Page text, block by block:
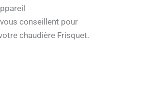
conseillent pour
chaudière Frisquet.